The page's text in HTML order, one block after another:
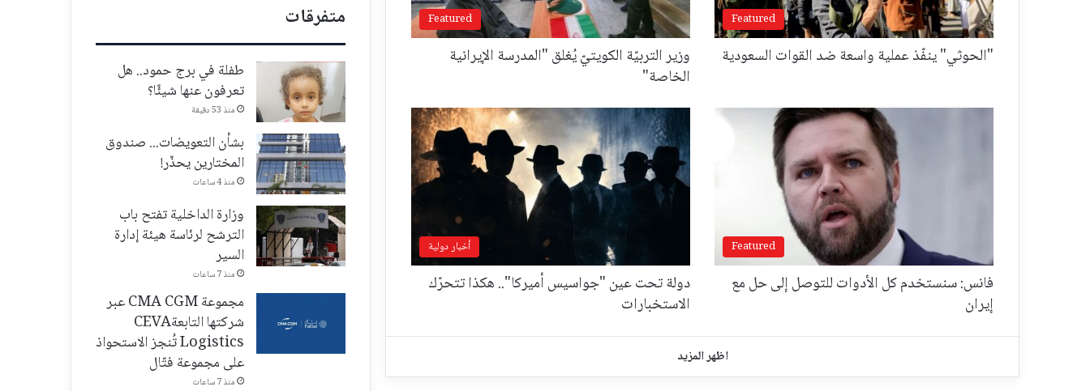
Featured
"الحوثي" ينفّذ عملية واسعة ضد القوات السعودية
Featured
وزير التربيّة الكويتيّ يُغلق "المدرسة الإيرانية
الخاصة"
Featured
فانس: سنستخدم كل الأدوات للتوصل إلى حل مع
إيران
أخبار دولية
دولة تحت عين "جواسيس أميركا".. هكذا تتحرّك
الاستخبارات
اظهر المزيد
متفرقات
طفلة في برج حمود.. هل
تعرفون عنها شيئًا؟
منذ 53 دقيقة
بشأن التعويضات... صندوق
المختارين يحذّر!
منذ 4 ساعات
وزارة الداخلية تفتح باب
الترشح لرئاسة هيئة إدارة
السير
منذ 7 ساعات
مجموعة CMA CGM عبر
شركتها التابعةCEVA
Logistics تُنجز الاستحواذ
على مجموعة فتّال
منذ 7 ساعات